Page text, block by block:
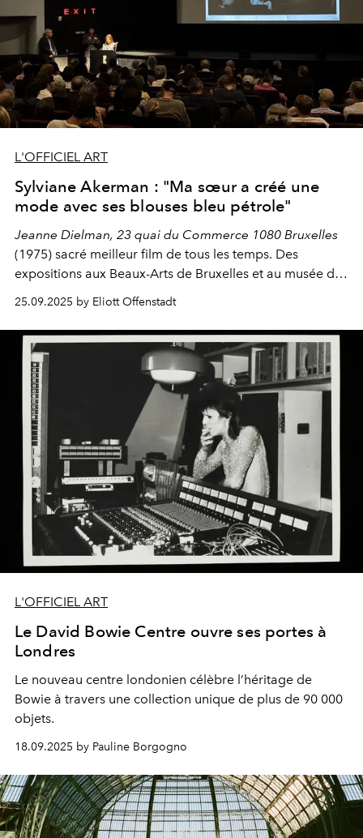
L'OFFICIEL ART
Sylviane Akerman : "Ma sœur a créé une
mode avec ses blouses bleu pétrole"
Jeanne Dielman, 23 quai du Commerce 1080 Bruxelles
(1975) sacré meilleur film de tous les temps. Des
expositions aux Beaux-Arts de Bruxelles et au musée du
Jeu de Paume
. L’œuvre de Chantal Akerman (1950-
2015) ne cesse, à raison, d’être mise à l’honneur. Le
musée d’art moderne de New York (MoMA) consacre, à
partir du 11 septembre 2025, un mois d’hommage
cinématographique à la cinéaste belge.
L’OFFICIELa pu
rencontrer sa sœur, Sylviane.
25.09.2025 by Eliott Offenstadt
L'OFFICIEL ART
Le David Bowie Centre ouvre ses portes à
Londres
Le nouveau centre londonien célèbre l’héritage de
Bowie à travers une collection unique de plus de 90 000
objets.
18.09.2025 by Pauline Borgogno